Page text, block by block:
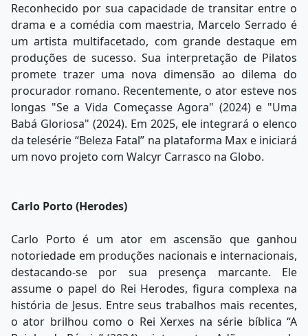
Reconhecido por sua capacidade de transitar entre o
drama e a comédia com maestria, Marcelo Serrado é
um artista multifacetado, com grande destaque em
produções de sucesso. Sua interpretação de Pilatos
promete trazer uma nova dimensão ao dilema do
procurador romano. Recentemente, o ator esteve nos
longas "Se a Vida Começasse Agora" (2024) e "Uma
Babá Gloriosa" (2024). Em 2025, ele integrará o elenco
da telesérie “Beleza Fatal” na plataforma Max e iniciará
um novo projeto com Walcyr Carrasco na Globo.
Carlo Porto (Herodes)
Carlo Porto é um ator em ascensão que ganhou
notoriedade em produções nacionais e internacionais,
destacando-se por sua presença marcante. Ele
assume o papel do Rei Herodes, figura complexa na
história de Jesus. Entre seus trabalhos mais recentes,
o ator brilhou como o Rei Xerxes na série bíblica “A